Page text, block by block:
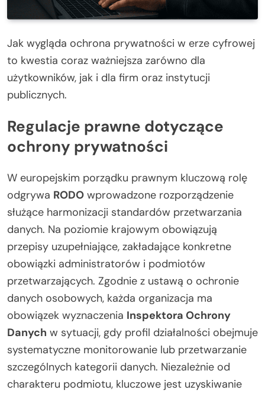
Jak wygląda ochrona prywatności w erze cyfrowej
to kwestia coraz ważniejsza zarówno dla
użytkowników, jak i dla firm oraz instytucji
publicznych.
Regulacje prawne dotyczące
ochrony prywatności
W europejskim porządku prawnym kluczową rolę
odgrywa RODO wprowadzone rozporządzenie
służące harmonizacji standardów przetwarzania
danych. Na poziomie krajowym obowiązują
przepisy uzupełniające, zakładające konkretne
obowiązki administratorów i podmiotów
przetwarzających. Zgodnie z ustawą o ochronie
danych osobowych, każda organizacja ma
obowiązek wyznaczenia Inspektora Ochrony
Danych w sytuacji, gdy profil działalności obejmuje
systematyczne monitorowanie lub przetwarzanie
szczególnych kategorii danych. Niezależnie od
charakteru podmiotu, kluczowe jest uzyskiwanie